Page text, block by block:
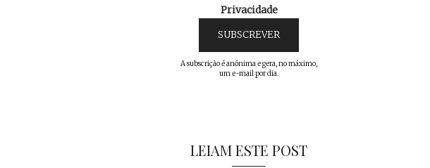
Privacidade
A subscrição é anónima e gera, no máximo,
um e-mail por dia.
LEIAM ESTE POST